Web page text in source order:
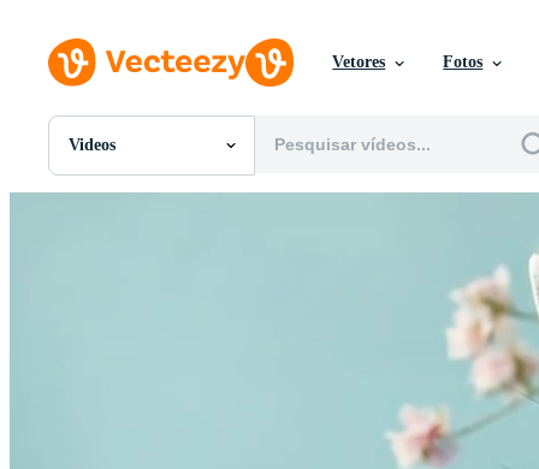
Vetores Fotos
Videos
Todas Imagens